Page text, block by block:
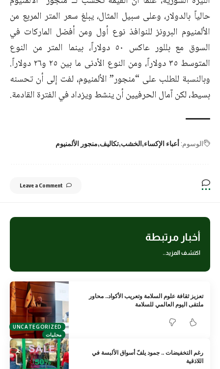
حالياً بالدولار، وعلى سبيل المثال، يبلغ سعر المتر المربع من
الألمنيوم البرونز للنوافذ نوع أول ومن أفضل الماركات في
السوق مع بللور عاكس ٥٠ دولاراً، بينما المتر من النوع
المتوسط ٣٥ دولاراً، ومن النوع الأدنى ما بين ٢٥ و٢٦ دولاراً.
وبالنسبة للطلب على “منجور” الألمنيوم، لفت إلى أن تحسنه
بسيط، لكن آمال الحرفيين أن ينشط ويزداد في الفترة القادمة.
الوسوم: أعباء الإكساء الخشب تكاليف منجور الألمنيوم
Leave a Comment
أخبار مرتبطة
اكتشف المزيد..
UNCATEGORIZED
محليات
تعزيز ثقافة علوم السلامة وتعريب الأكواد.. محاور
ملتقى اليوم العالمي للسلامة
رغم التخفيضات .. جمود يلفّ أسواق الألبسة في
اللاذقية